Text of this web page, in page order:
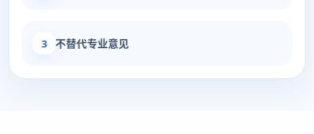
3 不替代专业意见